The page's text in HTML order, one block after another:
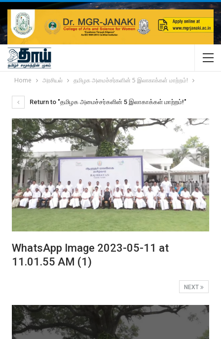
Home அரசியல் தமிழக அமைச்சர்களின் 5 இலாகாக்கள் மாற்றம்!
Return to "தமிழக அமைச்சர்களின் 5 இலாகாக்கள் மாற்றம்!"
WhatsApp Image 2023-05-11 at
11.01.55 AM (1)
NEXT